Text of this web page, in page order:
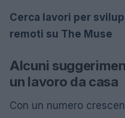
Cerca lavori per
remoti su The Muse
Alcuni
un lavoro da casa
Con un numero